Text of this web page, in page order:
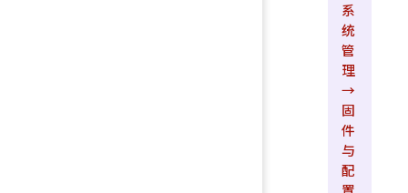
系
统
管
理
→
固
件
与
配